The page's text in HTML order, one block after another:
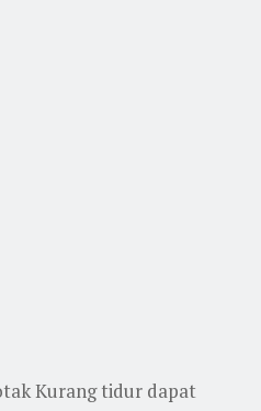
Kurang tidur dapat